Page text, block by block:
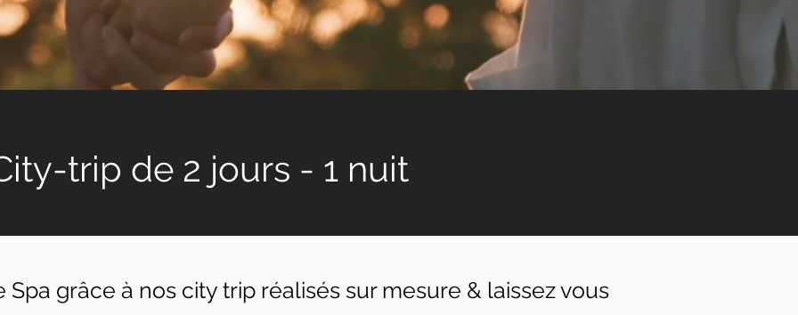
trip de 2 jours - 1 nuit
grâce à nos city trip réalisés sur mesure & laissez vous